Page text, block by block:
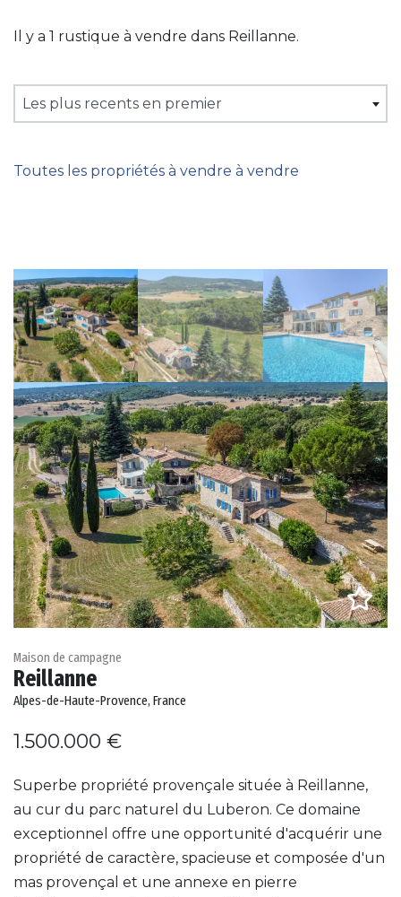
Il y a 1 rustique à vendre dans Reillanne.
Les plus recents en premier
Toutes les propriétés à vendre à vendre
Maison de campagne
Reillanne
Alpes-de-Haute-Provence, France
1.500.000 €
Superbe propriété provençale située à Reillanne,
au cur du parc naturel du Luberon. Ce domaine
exceptionnel offre une opportunité d'acquérir une
propriété de caractère, spacieuse et composée d'un
mas provençal et une annexe en pierre